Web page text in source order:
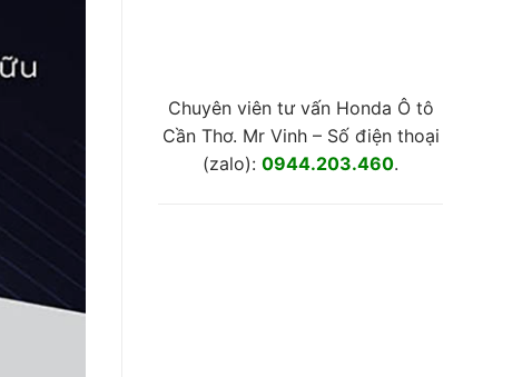
Chuyên viên tư vấn Honda Ô tô
Cần Thơ. Mr Vinh – Số điện thoại
(zalo): 0944.203.460.